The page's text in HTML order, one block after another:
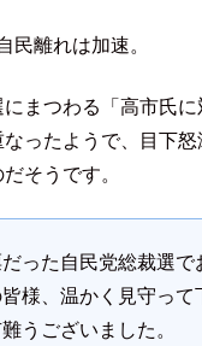
民離れは加速。
にまつわる「高市氏
ったようで、目下
そうです。
った自民党総裁選で
様、温かく見守って
うございました。